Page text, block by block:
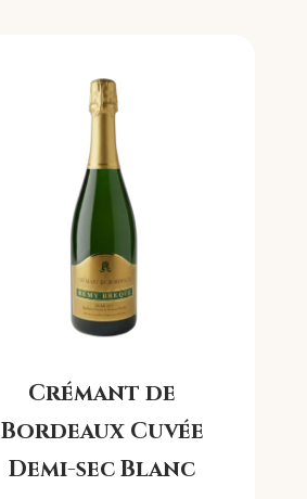
Crémant de
Bordeaux Cuvée
Demi-sec Blanc